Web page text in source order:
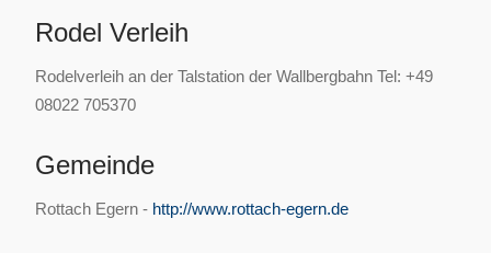
Rodel Verleih
Rodelverleih an der Talstation der Wallbergbahn Tel: +49
08022 705370
Gemeinde
Rottach Egern - http://www.rottach-egern.de